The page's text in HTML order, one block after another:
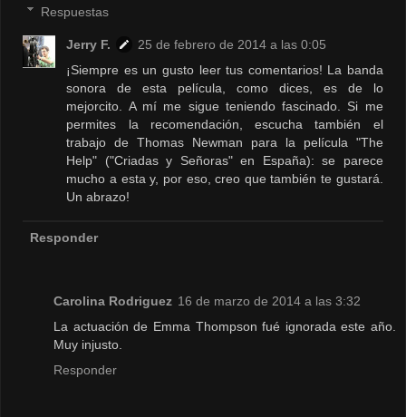
Respuestas
Jerry F.
25 de febrero de 2014 a las 0:05
¡Siempre es un gusto leer tus comentarios! La banda
sonora de esta película, como dices, es de lo
mejorcito. A mí me sigue teniendo fascinado. Si me
permites la recomendación, escucha también el
trabajo de Thomas Newman para la película "The
Help" ("Criadas y Señoras" en España): se parece
mucho a esta y, por eso, creo que también te gustará.
Un abrazo!
Responder
Carolina Rodriguez 16 de marzo de 2014 a las 3:32
La actuación de Emma Thompson fué ignorada este año.
Muy injusto.
Responder